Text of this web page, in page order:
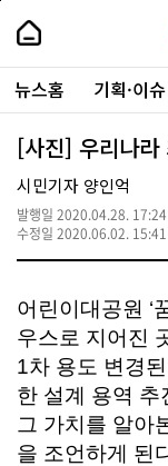
본
로
가
내
손
안
에
서
울
-
서
울
시
대
표
소
털
주
요
서
뉴스홈 기획·이슈
[사진] 우리나라
시민기자 양인억
발행일 2020.04.28. 17:24
수정일 2020.06.02. 15:41
어린이대공원 ‘
우스로 지어진
1차 용도 변경
한 설계 용역 추
그 가치를 알아
을 조언하게 된
페
상
단
로